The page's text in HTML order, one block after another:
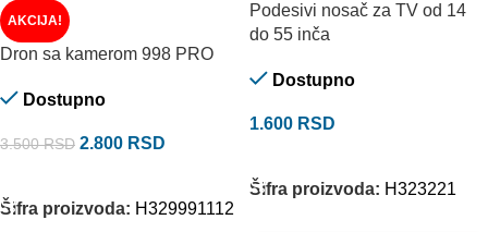
AKCIJA!
Dron sa kamerom 998 PRO
Dostupno
3.500RSD 2.800 RSD
Šifra proizvoda: H329991112
Podesivi nosač za TV od 14
do 55 inča
Dostupno
1.600 RSD
Šifra proizvoda: H323221